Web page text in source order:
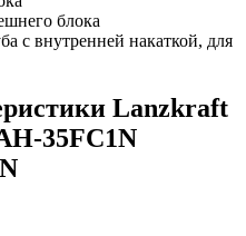
блока
с внутренней накаткой, для
Lanzkraft
35FC1N